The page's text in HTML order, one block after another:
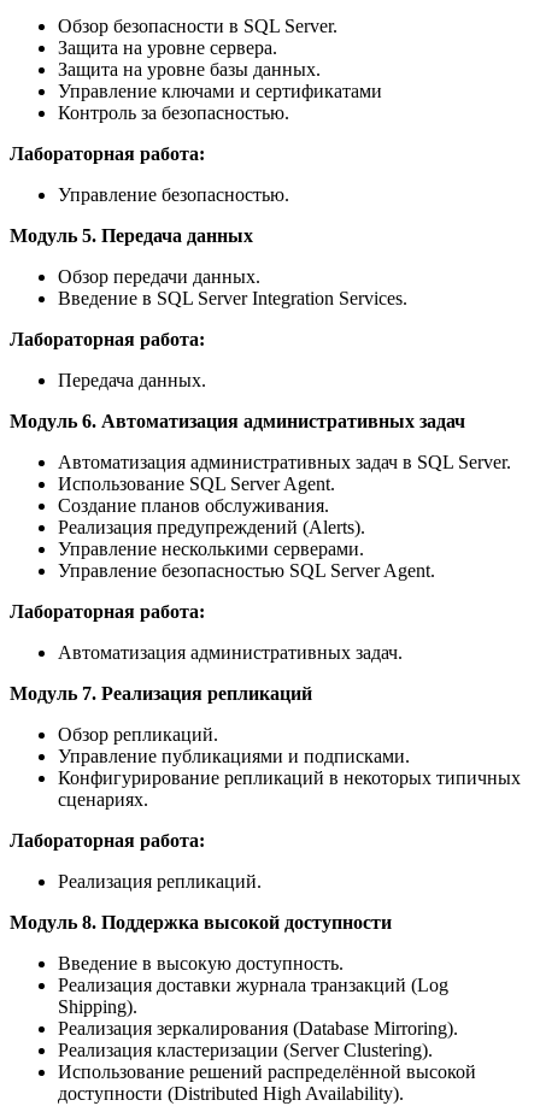
Обзор безопасности в SQL Server.
Защита на уровне сервера.
Защита на уровне базы данных.
Управление ключами и сертификатами
Контроль за безопасностью.
Лабораторная работа:
Управление безопасностью.
Модуль 5. Передача данных
Обзор передачи данных.
Введение в SQL Server Integration Services.
Лабораторная работа:
Передача данных.
Модуль 6. Автоматизация административных задач
Автоматизация административных задач в SQL Server.
Использование SQL Server Agent.
Создание планов обслуживания.
Реализация предупреждений (Alerts).
Управление несколькими серверами.
Управление безопасностью SQL Server Agent.
Лабораторная работа:
Автоматизация административных задач.
Модуль 7. Реализация репликаций
Обзор репликаций.
Управление публикациями и подписками.
Конфигурирование репликаций в некоторых типичных
сценариях.
Лабораторная работа:
Реализация репликаций.
Модуль 8. Поддержка высокой доступности
Введение в высокую доступность.
Реализация доставки журнала транзакций (Log
Shipping).
Реализация зеркалирования (Database Mirroring).
Реализация кластеризации (Server Clustering).
Использование решений распределённой высокой
доступности (Distributed High Availability).